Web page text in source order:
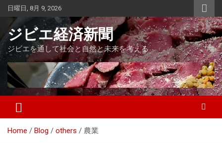
Skip
content
日曜日, 8月 9, 2026
ジビエ経済新聞
ジビエを通して社会と自然と未来を考える
Home Blog others 農業